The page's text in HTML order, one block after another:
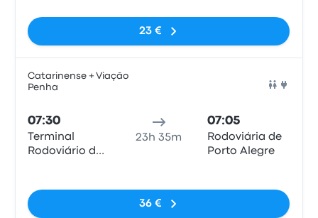
23 €
Catarinense + Viação
Penha
07:30
Terminal
Rodoviário de
23h 35m
07:05
Rodoviária de
Porto Alegre
36 €